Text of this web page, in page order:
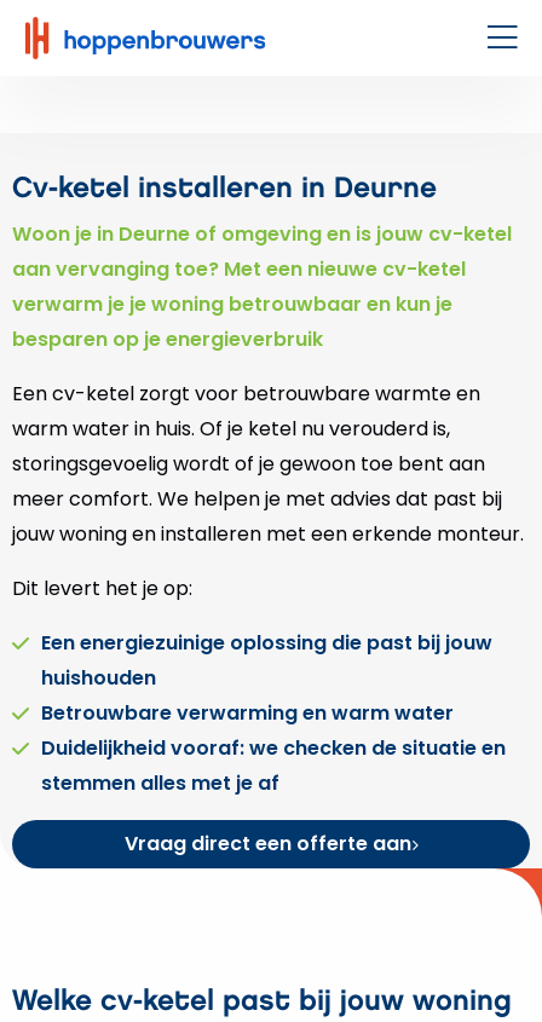
Hoppenbrouwers
|
Cv-ketel installeren in Deurne
Woon je in Deurne of omgeving en is jouw cv-ketel
aan vervanging toe? Met een nieuwe cv-ketel
verwarm je je woning betrouwbaar en kun je
besparen op je energieverbruik
Een cv-ketel zorgt voor betrouwbare warmte en
warm water in huis. Of je ketel nu verouderd is,
storingsgevoelig wordt of je gewoon toe bent aan
meer comfort. We helpen je met advies dat past bij
jouw woning en installeren met een erkende monteur.
Dit levert het je op:
Een energiezuinige oplossing die past bij jouw
huishouden
Betrouwbare verwarming en warm water
Duidelijkheid vooraf: we checken de situatie en
stemmen alles met je af
Vraag direct een offerte aan
Welke cv-ketel past bij jouw woning